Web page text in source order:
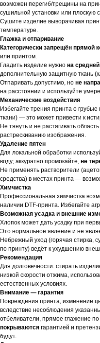
возможен перегиб/трещины на
сушильной установки или плоскую
Сушите изделие выворачивая
температуре.
Глажка и отпаривание
Категорически запрещён прямой
или принтом.
Гладить изделие нужно на
дополнительную защитную ткань
Отпаривать допустимо, но не
на расстоянии и используйте
Механические воздействия
Избегайте трения принта о
ткани) — это может привести к
Не тянуть и не растягивать
растрескиванию изображения.
Удаление пятен
Для локальной обработки
воду; аккуратно промокайте, не
Не применять растворители
средства) в местах принта —
Химчистка
Профессиональная химчистка
наличии DTF-принта. Избегайте
Возможная усадка и внешние
Хлопок может дать усадку при
Это нормальное явление и не
Небрежный уход (горячая стирка,
по принту) ведёт к ухудшению
Рекомендация
Для долговечности: стирать
низкой скорости отжима,
естественных условиях.
Внимание — гарантия
Повреждения принта, изменение
вследствие несоблюдения
отбеливатели, прямое глажение по
покрываются гарантией и
будут.